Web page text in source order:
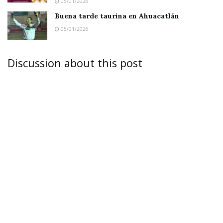
Buena tarde taurina en Ahuacatlán
05/01/2026
Discussion about this post